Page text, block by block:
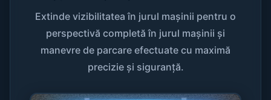
Extinde vizibilitatea în jurul mașinii pentru o
perspectivă completă în jurul mașinii și
manevre de parcare efectuate cu maximă
precizie și siguranță.